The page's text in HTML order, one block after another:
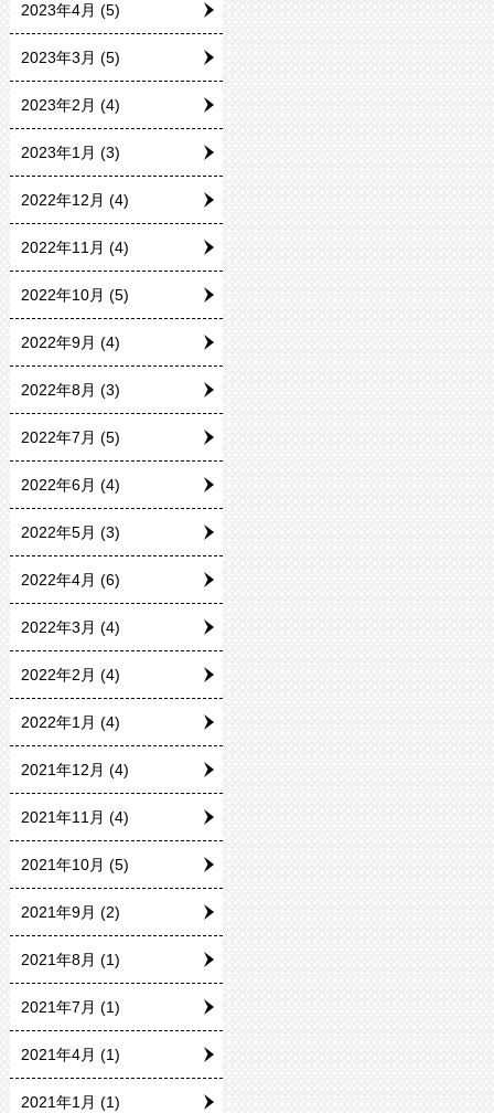
2023年4月 (5)
2023年3月 (5)
2023年2月 (4)
2023年1月 (3)
2022年12月 (4)
2022年11月 (4)
2022年10月 (5)
2022年9月 (4)
2022年8月 (3)
2022年7月 (5)
2022年6月 (4)
2022年5月 (3)
2022年4月 (6)
2022年3月 (4)
2022年2月 (4)
2022年1月 (4)
2021年12月 (4)
2021年11月 (4)
2021年10月 (5)
2021年9月 (2)
2021年8月 (1)
2021年7月 (1)
2021年4月 (1)
2021年1月 (1)